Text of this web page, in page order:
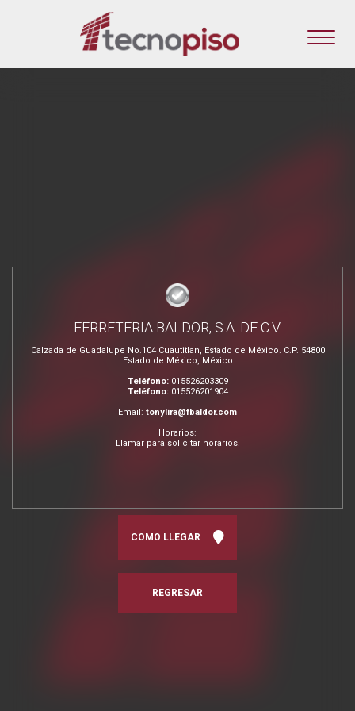
FERRETERIA BALDOR, S.A. DE C.V.
Calzada de Guadalupe No.104 Cuautitlan, Estado de México. C.P. 54800
Estado de México, México
Teléfono: 015526203309
Teléfono: 015526201904
Email: tonylira@fbaldor.com
Horarios:
Llamar para solicitar horarios.
COMO LLEGAR
REGRESAR